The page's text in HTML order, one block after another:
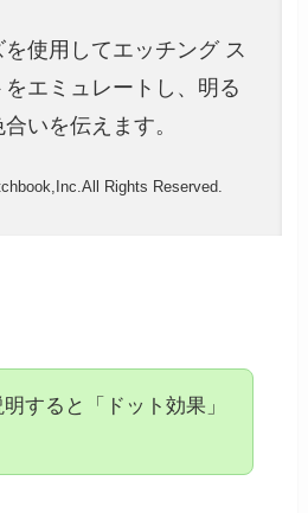
使用してエッチング ス
エミュレートし、明る
いを伝えます。
Rights Reserved.
すると「ドット効果」